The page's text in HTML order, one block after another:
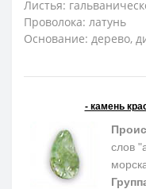
Листья:
Проволока: латунь
Основание: дерево,
- камень
слов